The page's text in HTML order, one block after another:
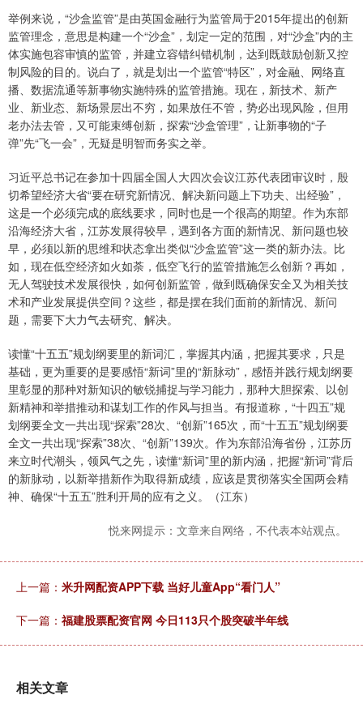
举例来说，“沙盒监管”是由英国金融行为监管局于2015年提出的创新
监管理念，意思是构建一个“沙盒”，划定一定的范围，对“沙盒”内的主
体实施包容审慎的监管，并建立容错纠错机制，达到既鼓励创新又控
制风险的目的。说白了，就是划出一个监管“特区”，对金融、网络直
播、数据流通等新事物实施特殊的监管措施。现在，新技术、新产
业、新业态、新场景层出不穷，如果放任不管，势必出现风险，但用
老办法去管，又可能束缚创新，探索“沙盒管理”，让新事物的“子
弹”先“飞一会”，无疑是明智而务实之举。
习近平总书记在参加十四届全国人大四次会议江苏代表团审议时，殷
切希望经济大省“要在研究新情况、解决新问题上下功夫、出经验”，
这是一个必须完成的底线要求，同时也是一个很高的期望。作为东部
沿海经济大省，江苏发展得较早，遇到各方面的新情况、新问题也较
早，必须以新的思维和状态拿出类似“沙盒监管”这一类的新办法。比
如，现在低空经济如火如荼，低空飞行的监管措施怎么创新？再如，
无人驾驶技术发展很快，如何创新监管，做到既确保安全又为相关技
术和产业发展提供空间？这些，都是摆在我们面前的新情况、新问
题，需要下大力气去研究、解决。
读懂“十五五”规划纲要里的新词汇，掌握其内涵，把握其要求，只是
基础，更为重要的是要感悟“新词”里的“新脉动”，感悟并践行规划纲要
里彰显的那种对新知识的敏锐捕捉与学习能力，那种大胆探索、以创
新精神和举措推动和谋划工作的作风与担当。有报道称，“十四五”规
划纲要全文一共出现“探索”28次、“创新”165次，而“十五五”规划纲要
全文一共出现“探索”38次、“创新”139次。作为东部沿海省份，江苏历
来立时代潮头，领风气之先，读懂“新词”里的新内涵，把握“新词”背后
的新脉动，以新举措新作为取得新成绩，应该是贯彻落实全国两会精
神、确保“十五五”胜利开局的应有之义。（江东）
悦来网提示：文章来自网络，不代表本站观点。
上一篇： 米升网配资APP下载 当好儿童App“看门人”
下一篇： 福建股票配资官网 今日113只个股突破半年线
相关文章